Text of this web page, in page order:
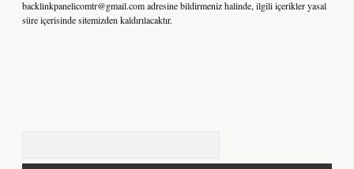
backlinkpanelicomtr@gmail.comadresine bildirmeniz halinde, ilgili içerikler yasal
süre içerisinde sitemizden kaldırılacaktır.